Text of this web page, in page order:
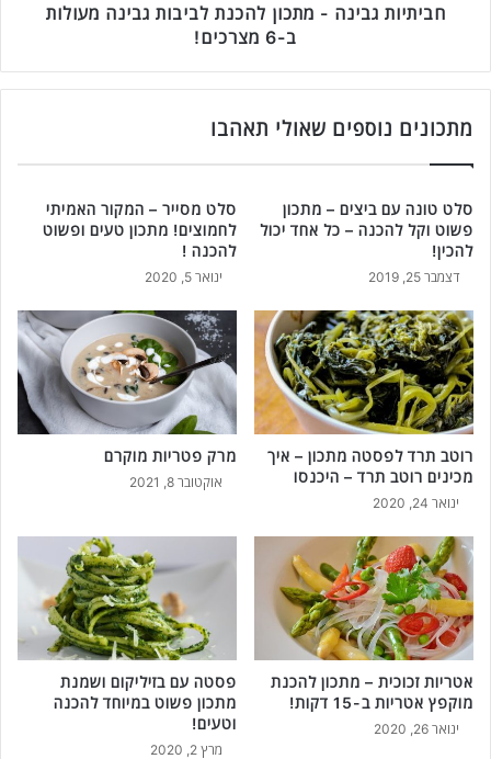
ם
ה
נ
ר
י
י
פ
ו
ד
י
נ
ג
ו
ם
!
ת
ו
ל
ה
ת
ל
ב
י
ב
ו
ת
ג
נ
ה
מ
ע
ו
ו
ת
חביתיות גבינה - מתכון להכנת לביבות גבינה מעולות
ב-6 מצרכים!
מתכונים נוספים שאולי תאהבו
סלט טונה עם ביצים – מתכון
פשוט וקל להכנה – כל אחד יכול
להכין!
דצמבר 25, 2019
סלט מסייר – המקור האמיתי
לחמוצים! מתכון טעים ופשוט
להכנה !
ינואר 5, 2020
רוטב תרד לפסטה מתכון – איך
מכינים רוטב תרד – היכנסו
ינואר 24, 2020
מרק פטריות מוקרם
אוקטובר 8, 2021
אטריות זכוכית – מתכון להכנת
מוקפץ אטריות ב-15 דקות!
ינואר 26, 2020
פסטה עם בזיליקום ושמנת
מתכון פשוט במיוחד להכנה
וטעים!
מרץ 2, 2020